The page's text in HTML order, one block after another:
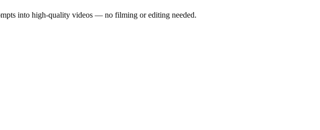
into high-quality videos — no filming or editing needed.